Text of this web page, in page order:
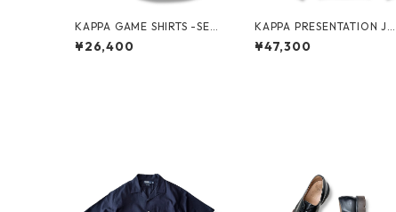
KAPPA GAME SHIRTS -SED
AN ALL-PURPOSE-
¥26,400
KAPPA PRESENTATION JAC
KET -SEDAN ALL-PURPOS
E-
¥47,300